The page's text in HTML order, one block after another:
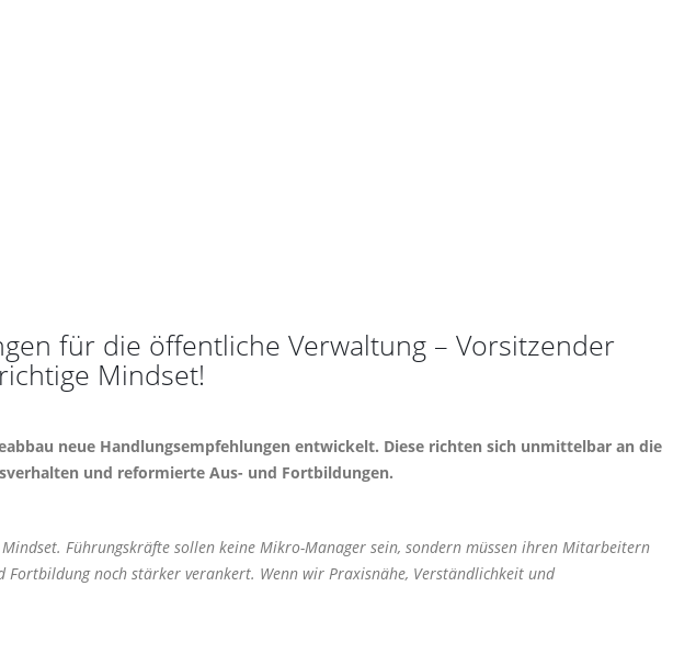
für die öffentliche Verwaltung – Vorsitzender
Mindset!
neue Handlungsempfehlungen entwickelt. Diese richten sich unmittelbar an die
und reformierte Aus- und Fortbildungen.
Führungskräfte sollen keine Mikro-Manager sein, sondern müssen ihren Mitarbeitern
Fortbildung noch stärker verankert. Wenn wir Praxisnähe, Verständlichkeit und